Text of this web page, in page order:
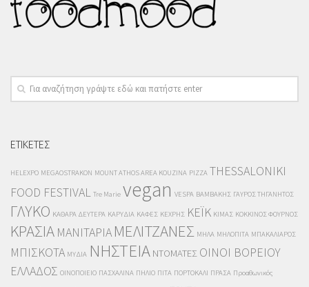
ΕΤΙΚΕΤΕΣ
HELEXPO MEGAOSTRAKON MOUNT ATHOS AREA KOUZINA PIZZA THESSALONIKI
FOOD FESTIVAL Tre Marie vegan VESPA ΒΑΜΒΑΚΗΣ ΓΑΥΡΟΣ ΤΗΓΑΝΗΤΟΣ
ΓΛΥΚΟ ΚΑΘΑΡΑ ΔΕΥΤΕΡΑ ΚΑΡΥΔΙΑ ΚΑΦΕΣ ΚΕΧΡΗΣ ΚΕΪΚ ΚΙΜΑΣ ΚΟΚΚΙΝΟΣ ΦΟΥΡΝΟΣ
ΚΡΑΣΙΑ ΜΑΝΙΤΑΡΙΑ ΜΕΛΙΤΖΑΝΕΣ ΜΗΛΑ ΜΗΛΟΠΙΤΑ ΜΠΑΚΑΛΙΑΡΟΣ
ΜΠΙΣΚΟΤΑ ΜΥΔΙΑ ΝΗΣΤΕΙΑ ΝΤΟΜΑΤΕΣ ΟΙΝΟΙ ΒΟΡΕΙΟΥ
ΕΛΛΑΔΟΣ ΟΙΝΟΠΟΙΕΙΟ ΠΑΣΧΑΛΙΝΑ ΠΗΛΙΟ ΠΙΤΑ ΠΟΡΤΟΚΑΛΙ ΠΡΑΣΑ Προαθωνικός